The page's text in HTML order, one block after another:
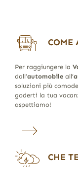
COME
Per raggiungere la
dall’automobileall’
soluzioni più
goderti la tua
aspettiamo!
CHE